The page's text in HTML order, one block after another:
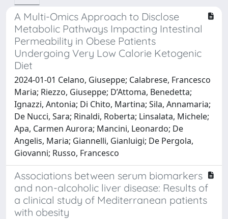
A Multi-Omics Approach to Disclose
Metabolic Pathways Impacting Intestinal
Permeability in Obese Patients
Undergoing Very Low Calorie Ketogenic
Diet
2024-01-01 Celano, Giuseppe; Calabrese, Francesco
Maria; Riezzo, Giuseppe; D’Attoma, Benedetta;
Ignazzi, Antonia; Di Chito, Martina; Sila, Annamaria;
De Nucci, Sara; Rinaldi, Roberta; Linsalata, Michele;
Apa, Carmen Aurora; Mancini, Leonardo; De
Angelis, Maria; Giannelli, Gianluigi; De Pergola,
Giovanni; Russo, Francesco
Associations between serum biomarkers
and non-alcoholic liver disease: Results of
a clinical study of Mediterranean patients
with obesity